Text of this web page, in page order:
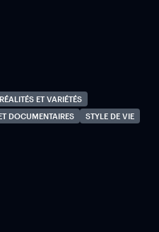
ET VARIÉTÉS
DOCUMENTAIRES
STYLE DE VIE